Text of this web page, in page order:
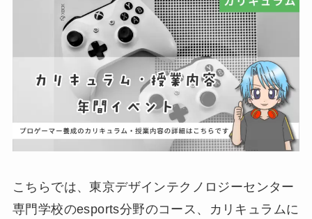
こちらでは、東京デザインテクノロジーセンター
専門学校のesports分野のコース、カリキュラムに